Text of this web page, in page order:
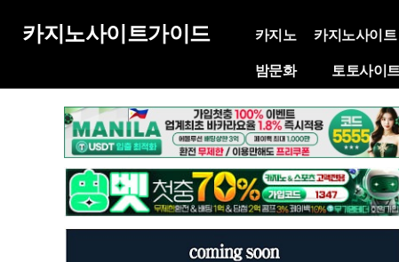
카지노사이트가이드 카지노 카지노사이트
밤문화
토토사이